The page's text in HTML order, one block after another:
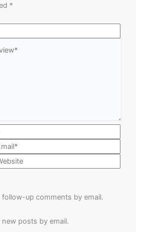
*
up comments by email.
posts by email.